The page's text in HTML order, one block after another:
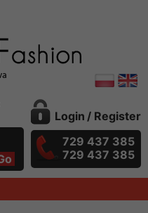
Login / Register
729 437 385
729 437 385